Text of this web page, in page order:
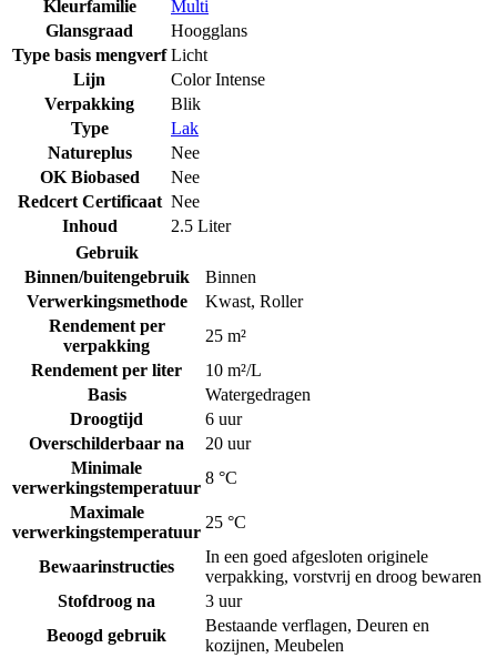
Kleurfamilie
Multi
Glansgraad
Hoogglans
Type basis mengverf Licht
Lijn
Color Intense
Verpakking
Blik
Type
Lak
Natureplus
Nee
OK Biobased
Nee
Redcert Certificaat Nee
Inhoud
2.5 Liter
Gebruik
Binnen/buitengebruik
Binnen
Verwerkingsmethode
Kwast, Roller
Rendement per
verpakking
25 m²
Rendement per liter
10 m²/L
Basis
Watergedragen
Droogtijd
6 uur
Overschilderbaar na
20 uur
Minimale
verwerkingstemperatuur
8 °C
Maximale
verwerkingstemperatuur
25 °C
Bewaarinstructies
In een goed afgesloten originele
verpakking, vorstvrij en droog bewaren
Stofdroog na
3 uur
Beoogd gebruik
Bestaande verflagen, Deuren en
kozijnen, Meubelen